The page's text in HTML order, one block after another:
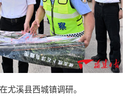
尤溪县西城镇调研。